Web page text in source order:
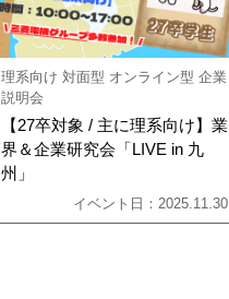
理系向け 対面型 オンライン型 企業
説明会
【27卒対象 / 主に理系向け】業
界＆企業研究会「LIVE in 九
州」
イベント日：2025.11.30